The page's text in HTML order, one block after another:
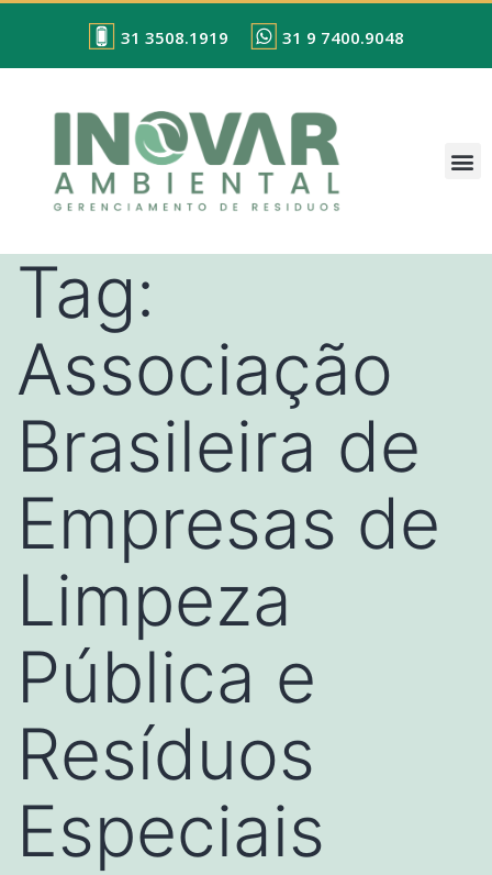
31 3508.1919 31 9 7400.9048
Tag:
Associação
Brasileira de
Empresas de
Limpeza
Pública e
Resíduos
Especiais